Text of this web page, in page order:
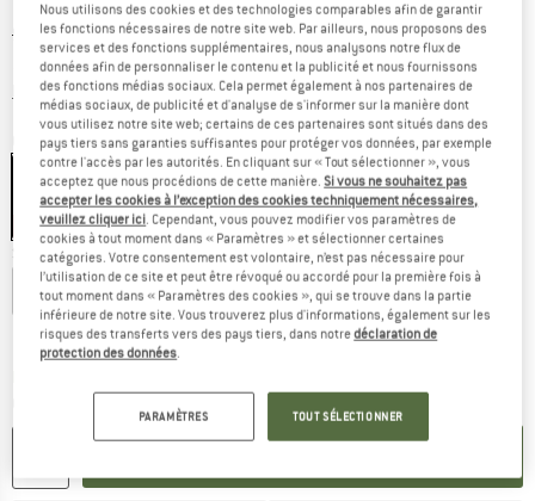
Prix initial :
99,95€
Prix:
54,97€ TVA incl.
hors Frais de livraisonInformations sur les frais de livraison. Ouvre une
Couleur:Jet Black / Jet Black
-45 %
Sélectionner taille:
XS S M L XL
Guide des tailles
Nous utilisons des cookies et des technologies comparables afin de garantir
les fonctions nécessaires de notre site web. Par ailleurs, nous proposons des
services et des fonctions supplémentaires, nous analysons notre flux de
données afin de personnaliser le contenu et la publicité et nous fournissons
des fonctions médias sociaux. Cela permet également à nos partenaires de
médias sociaux, de publicité et d'analyse de s'informer sur la manière dont
vous utilisez notre site web; certains de ces partenaires sont situés dans des
pays tiers sans garanties suffisantes pour protéger vos données, par exemple
contre l'accès par les autorités. En cliquant sur « Tout sélectionner », vous
acceptez que nous procédions de cette manière.Si vous ne souhaitez pas
accepter les cookies à l’exception des cookies techniquement nécessaires,
veuillez cliquer ici. Cependant, vous pouvez modifier vos paramètres de
cookies à tout moment dans « Paramètres » et sélectionner certaines
catégories. Votre consentement est volontaire, n’est pas nécessaire pour
l’utilisation de ce site et peut être révoqué ou accordé pour la première fois à
tout moment dans « Paramètres des cookies », qui se trouve dans la partie
inférieure de notre site. Vous trouverez plus d'informations, également sur les
risques des transferts vers des pays tiers, dans notredéclaration de
protection des données.
PARAMÈTRES TOUT SÉLECTIONNER